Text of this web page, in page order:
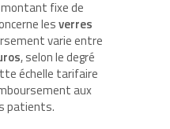
montant fixe de
lesverres
varie entre
, selon le degré
échelle tarifaire
aux
patients.